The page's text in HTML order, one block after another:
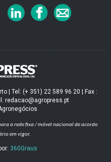
| Tel: (+ 351) 22 589 96 20 | Fax :
redacao@agropress.pt
a rede fixa / móvel nacional de acordo
em vigor.
360Graus